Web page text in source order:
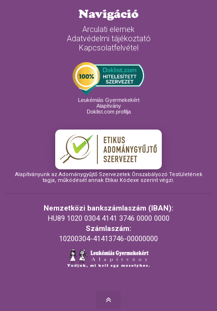
Navigáció
Arculati elemek
Adatvédelmi tájékoztató
Kapcsolatfelvétel
Leukémiás Gyermekekért
Alapítvány
Doklist.com profilja
Alapítványunk az Adománygyűjtő Szervezetek Önszabályozó Testületének
tagja, működését annak Etikai Kódexe szerint végzi.
Nemzetközi bankszámlaszám (IBAN):
HU89 1020 0304 4141 3746 0000 0000
Számlaszám:
10200304-41413746-00000000